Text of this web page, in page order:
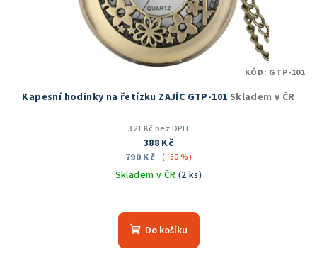
Kapesní hodinky na řetízku ZAJÍC GTP-101 Skladem v ČR
321 Kč bez DPH
388 Kč
790 Kč (–50 %)
Skladem v ČR (2 ks)
hodnocení
produktu
Do košíku
KÓD: GTP-101